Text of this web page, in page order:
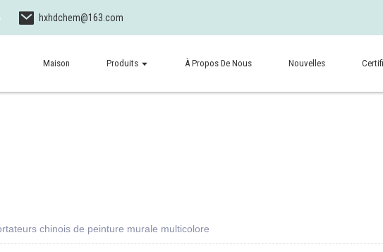
hxhdchem@163.com
Maison Produits À Propos De Nous Nouvelles
chinois de peinture murale multicolore